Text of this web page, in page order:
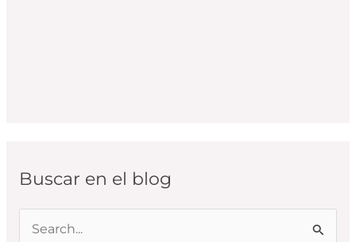
Buscar en el blog